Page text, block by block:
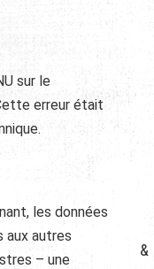
sur le
erreur était
les données
aux autres
– une
&